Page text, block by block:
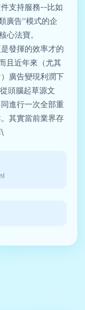
支持服務--比如
廣告''模式的企
心法寶。
發揮的效率才的
且近年來（尤其
廣告變現利潤下
頭腦起草源文
進行一次全部重
其實當前業界存